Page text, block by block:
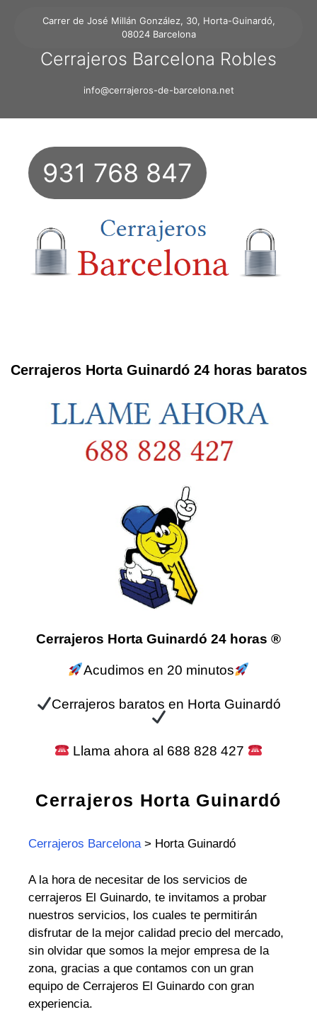
Carrer de José Millán González, 30, Horta-Guinardó,
08024 Barcelona
Cerrajeros Barcelona Robles
info@cerrajeros-de-barcelona.net
931 768 847
Cerrajeros Horta Guinardó 24 horas baratos
Cerrajeros Horta Guinardó 24 horas ®
Acudimos en 20 minutos
Cerrajeros baratos en Horta Guinardó
Llama ahora al 688 828 427
Cerrajeros Horta Guinardó
Cerrajeros Barcelona> Horta Guinardó
A la hora de necesitar de los servicios de
cerrajeros El Guinardo, te invitamos a probar
nuestros servicios, los cuales te permitirán
disfrutar de la mejor calidad precio del mercado,
sin olvidar que somos la mejor empresa de la
zona, gracias a que contamos con un gran
equipo de Cerrajeros El Guinardo con gran
experiencia.